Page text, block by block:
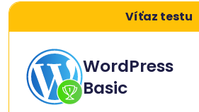
Víťaz testu
WordPress
Basic